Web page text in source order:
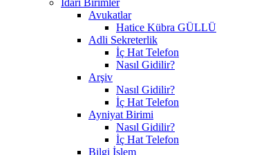
Avukatlar
Hatice Kübra GÜLLÜ
Adli Sekreterlik
İç Hat Telefon
Nasıl Gidilir?
Arşiv
Nasıl Gidilir?
İç Hat Telefon
Ayniyat Birimi
Nasıl Gidilir?
İç Hat Telefon
Bilgi İşlem